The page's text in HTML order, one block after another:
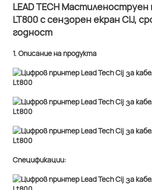
LEAD TECH
LT800 с сензорен екран CIJ,
годност
1. Описание на продукта
Спецификации: